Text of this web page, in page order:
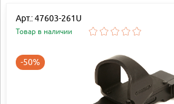
Арт.: 47603-261U
Товар в наличии
-50%